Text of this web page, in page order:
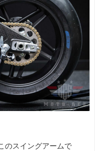
のスイングアームで